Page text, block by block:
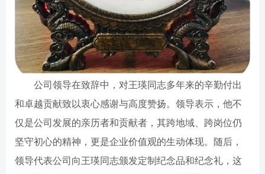
公司领导在致辞中，对王瑛同志多年来的辛勤付出
和卓越贡献致以衷心感谢与高度赞扬。领导表示，他不
仅是公司发展的亲历者和贡献者，其跨地域、跨岗位仍
坚守初心的精神，更是企业价值观的生动体现。随后，
领导代表公司向王瑛同志颁发定制纪念品和纪念礼，这